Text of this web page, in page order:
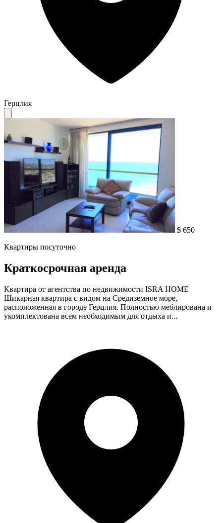
Герцлия
$ 650
Квартиры посуточно
Краткосрочная аренда
Квартира от агентства по недвижимости ISRA HOME
Шикарная квартира с видом на Средиземное море,
расположенная в городе Герцлия. Полностью меблирована и
укомплектована всем необходимым для отдыха и...